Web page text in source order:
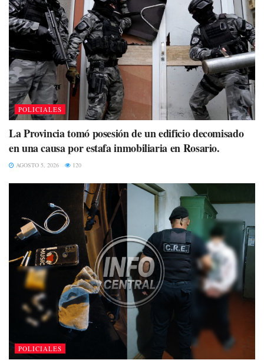
POLICIALES
La Provincia tomó posesión de un edificio decomisado
en una causa por estafa inmobiliaria en Rosario.
AGOSTO 5, 2026 120
POLICIALES